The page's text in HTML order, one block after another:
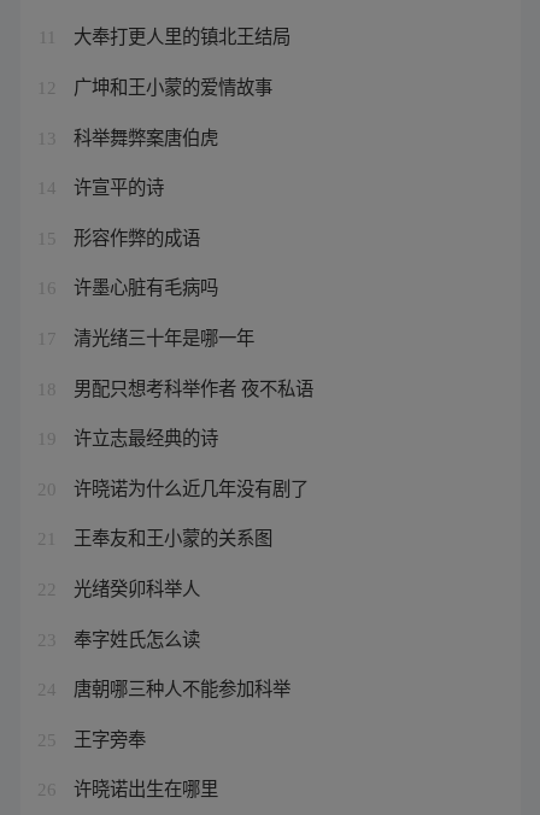
大奉打更人里的镇北王结局
12 广坤和王小蒙的爱情故事
13 科举舞弊案唐伯虎
14 许宣平的诗
15 形容作弊的成语
16 许墨心脏有毛病吗
17 清光绪三十年是哪一年
18 男配只想考科举作者 夜不私语
19 许立志最经典的诗
20 许晓诺为什么近几年没有剧了
21 王奉友和王小蒙的关系图
22 光绪癸卯科举人
23 奉字姓氏怎么读
24 唐朝哪三种人不能参加科举
25 王字旁奉
26 许晓诺出生在哪里